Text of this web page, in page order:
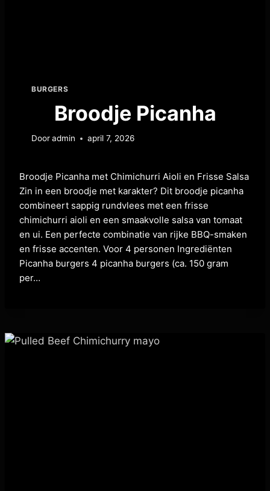
BURGERS
Broodje Picanha
Dooradmin april 7, 2026
Broodje Picanha met Chimichurri Aioli en Frisse Salsa
Zin in een broodje met karakter? Dit broodje picanha
combineert sappig rundvlees met een frisse
chimichurri aioli en een smaakvolle salsa van tomaat
en ui. Een perfecte combinatie van rijke BBQ-smaken
en frisse accenten. Voor 4 personen Ingrediënten
Picanha burgers 4 picanha burgers (ca. 150 gram
per…